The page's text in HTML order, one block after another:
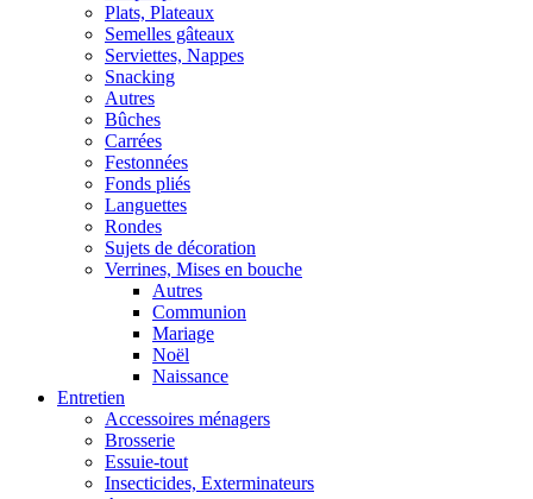
Plats, Plateaux
Semelles gâteaux
Serviettes, Nappes
Snacking
Autres
Bûches
Carrées
Festonnées
Fonds pliés
Languettes
Rondes
Sujets de décoration
Verrines, Mises en bouche
Autres
Communion
Mariage
Noël
Naissance
Entretien
Accessoires ménagers
Brosserie
Essuie-tout
Insecticides, Exterminateurs